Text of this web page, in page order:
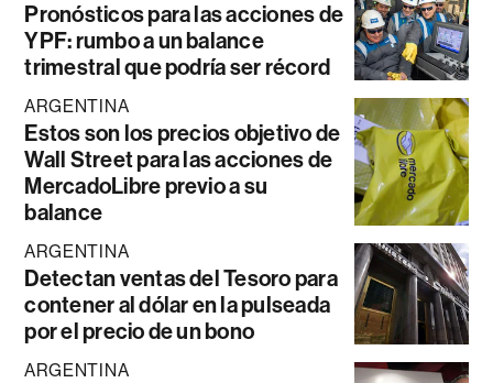
Pronósticos para las acciones de
YPF: rumbo a un balance
trimestral que podría ser récord
ARGENTINA
Estos son los precios objetivo de
Wall Street para las acciones de
MercadoLibre previo a su
balance
ARGENTINA
Detectan ventas del Tesoro para
contener al dólar en la pulseada
por el precio de un bono
ARGENTINA